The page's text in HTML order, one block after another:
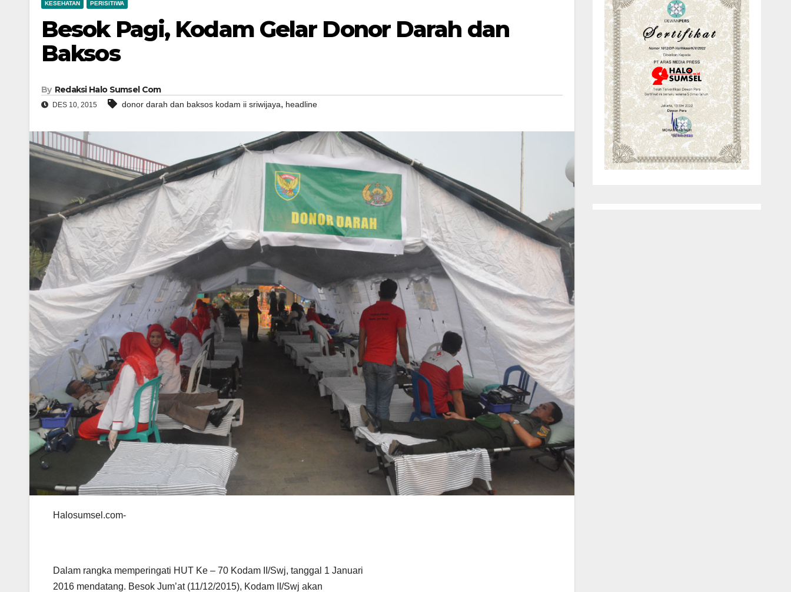
KESEHATAN PERISITIWA
Besok Pagi, Kodam Gelar Donor Darah dan
Baksos
By Redaksi Halo Sumsel Com
DES 10, 2015 donor darah dan baksos kodam ii sriwijaya, headline
Halosumsel.com-
Dalam rangka memperingati HUT Ke – 70 K­odam II/Swj, tanggal 1 Januari
2016 mendatang. Besok Jum’at (11/12­/2015), Kodam II/Swj akan